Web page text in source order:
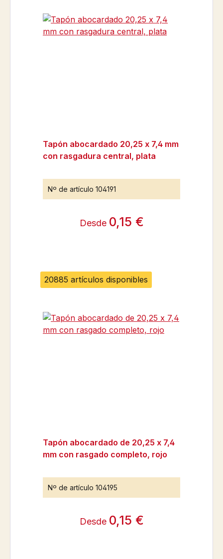
20885 artículos disponibles
Tapón abocardado 20,25 x 7,4 mm
con rasgadura central, plata
Nº de artículo 104191
Desde 0,15 €
Tapón abocardado de 20,25 x 7,4
mm con rasgado completo, rojo
Nº de artículo 104195
Desde 0,15 €